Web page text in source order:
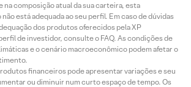
na composição atual da sua carteira, esta
está adequada ao seu perfil. Em caso de dúvidas
dos produtos oferecidos pela XP
de investidor, consulte o FAQ. As condições de
e o cenário macroeconômico podem afetar o
financeiros pode apresentar variações e seu
ou diminuir num curto espaço de tempo. Os